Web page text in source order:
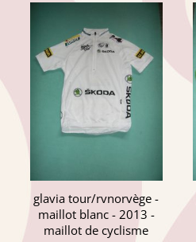
glavia tour/rvnorvège -
maillot blanc - 2013 -
maillot de cyclisme